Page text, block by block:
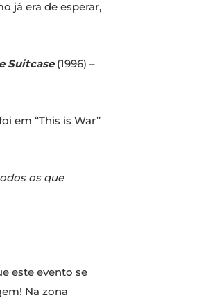
já era de esperar,
Suitcase(1996) –
em “This is War”
os que
este evento se
Na zona